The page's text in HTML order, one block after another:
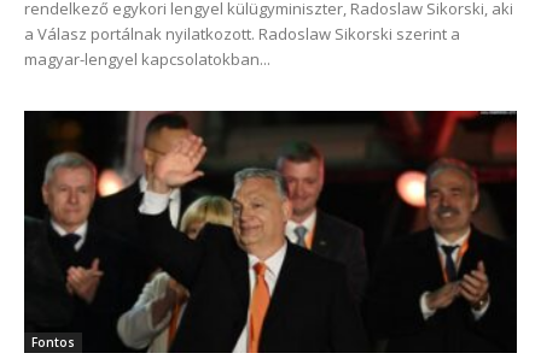
rendelkező egykori lengyel külügyminiszter, Radoslaw Sikorski, aki
a Válasz portálnak nyilatkozott. Radoslaw Sikorski szerint a
magyar-lengyel kapcsolatokban...
Fontos